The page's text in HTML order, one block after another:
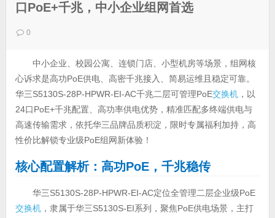
口PoE+千兆，中小企业组网首选
0
中小企业、校园公寓、连锁门店、小型机房等场景，组网核
心诉求是高功PoE供电、高密千兆接入、简易运维且稳定可靠。
华三S5130S-28P-HPWR-EI-AC千兆二层可管理PoE交换机，以
24口PoE+千兆配置、高功率供电优势，精准匹配多终端供电与
高速传输需求，依托华三品牌品质积淀，限时专属福利加持，高
性价比解锁专业级PoE组网新体验！
核心配置解析：高功PoE，千兆稳传
华三S5130S-28P-HPWR-EI-AC定位全管理二层企业级PoE
交换机，隶属于华三S5130S-EI系列，聚焦PoE供电场景，主打